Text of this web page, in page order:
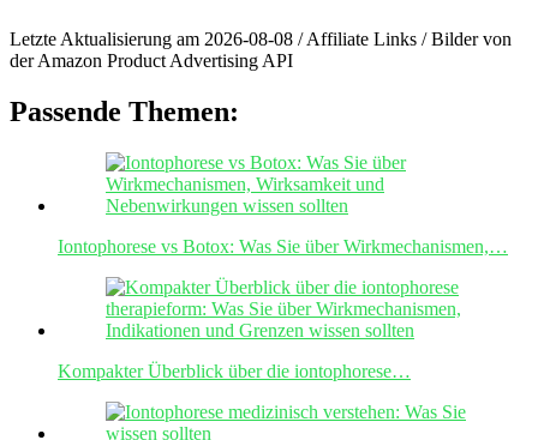
Letzte Aktualisierung am 2026-08-08 / Affiliate Links / Bilder von
der Amazon Product Advertising API
Passende Themen:
Iontophorese vs Botox: Was Sie über Wirkmechanismen,…
Kompakter Überblick über die iontophorese…